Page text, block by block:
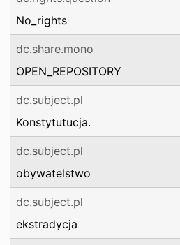
No_rights
dc.share.mono
OPEN_REPOSITORY
dc.subject.pl
Konstytutucja.
dc.subject.pl
obywatelstwo
dc.subject.pl
ekstradycja